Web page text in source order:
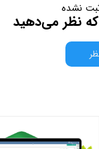
نشده
که نظر می‌دهید